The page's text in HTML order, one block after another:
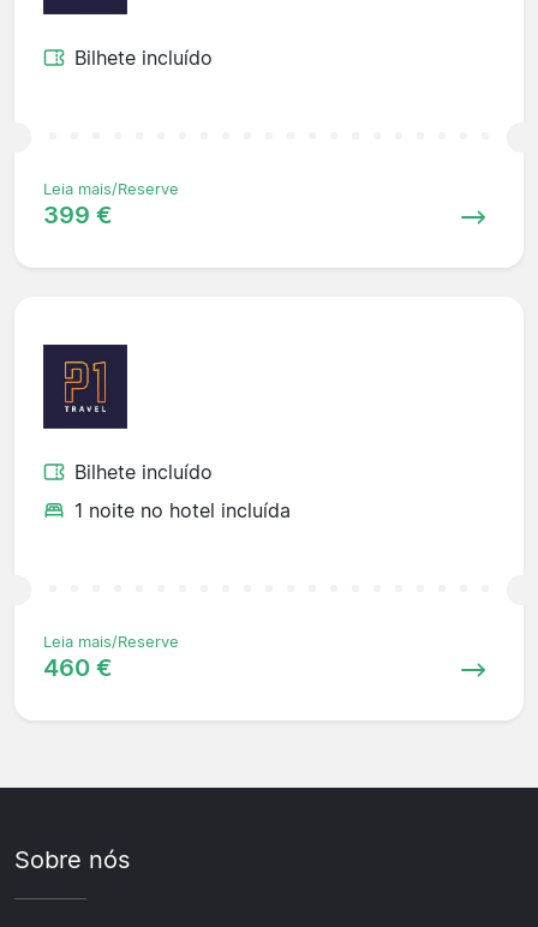
Bilhete incluído
Leia mais/Reserve
399 €
Bilhete incluído
1 noite no hotel incluída
Leia mais/Reserve
460 €
Sobre nós